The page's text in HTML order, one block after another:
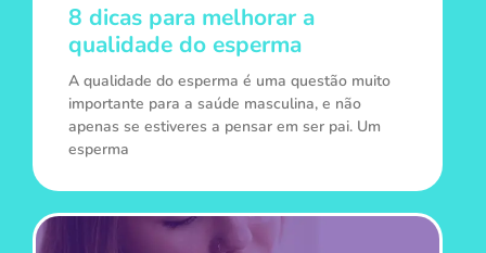
8 dicas para melhorar a
qualidade do esperma
A qualidade do esperma é uma questão muito
importante para a saúde masculina, e não
apenas se estiveres a pensar em ser pai. Um
esperma